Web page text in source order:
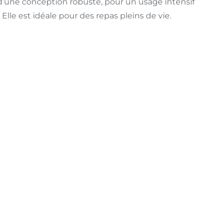
est idéale pour des repas pleins de vie.